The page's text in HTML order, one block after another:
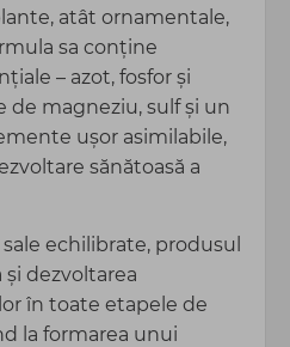
atât ornamentale,
sa conține
– azot, fosfor și
de magneziu, sulf și un
ușor asimilabile,
sănătoasă a
echilibrate, produsul
dezvoltarea
în toate etapele de
la formarea unui